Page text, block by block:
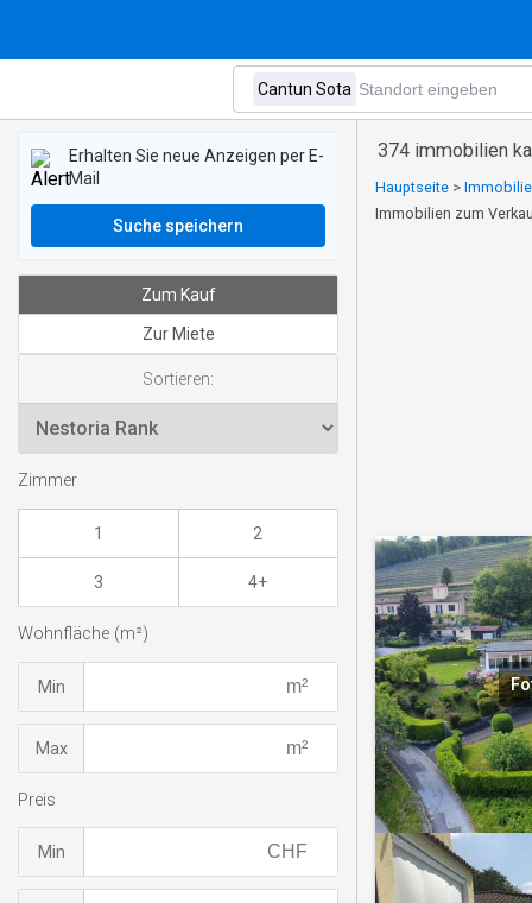
374 immobilien
Hauptseite >
Immobilien zum
Erhalten Sie neue Anzeigen per E-
Mail
Suche speichern
Zum Kauf
Zur Miete
Sortieren:
Zimmer
1 2
3 4+
Wohnfläche (m²)
Min
Max
Preis
Min